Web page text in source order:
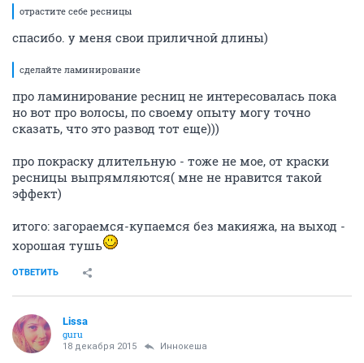
отрастите себе ресницы
спасибо. у меня свои приличной длины)
сделайте ламинирование
про ламинирование ресниц не интересовалась пока
но вот про волосы, по своему опыту могу точно
сказать, что это развод тот еще)))
про покраску длительную - тоже не мое, от краски
ресницы выпрямляются( мне не нравится такой
эффект)
итого: загораемся-купаемся без макияжа, на выход -
хорошая тушь
ОТВЕТИТЬ
Lissa
guru
18 декабря 2015 Иннокеша